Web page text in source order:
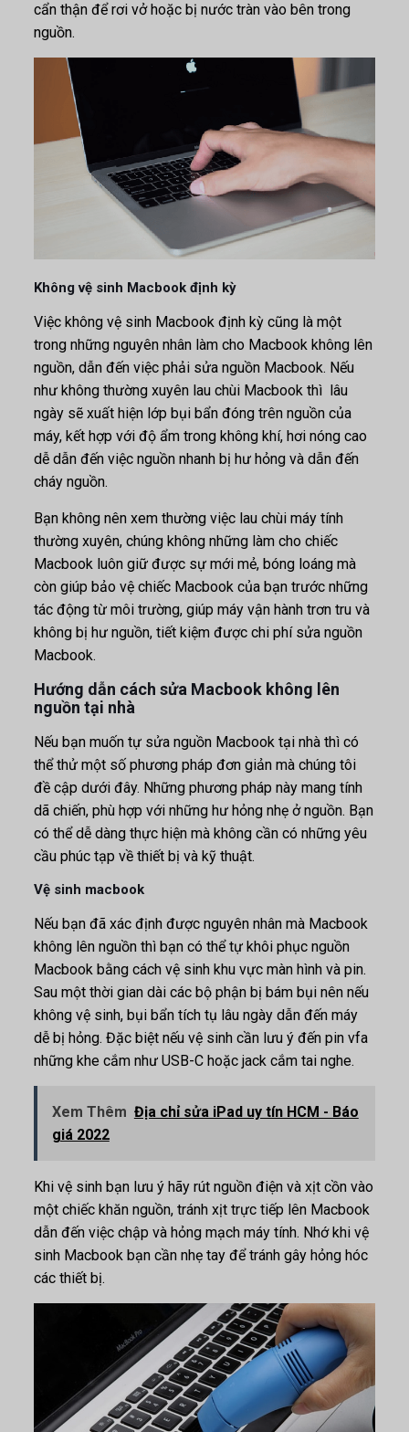
cẩn thận để rơi vở hoặc bị nước tràn vào bên trong
nguồn.
Không vệ sinh Macbook định kỳ
Việc không vệ sinh Macbook định kỳ cũng là một
trong những nguyên nhân làm cho Macbook không lên
nguồn, dẫn đến việc phải sửa nguồn Macbook. Nếu
như không thường xuyên lau chùi Macbook thì lâu
ngày sẽ xuất hiện lớp bụi bẩn đóng trên nguồn của
máy, kết hợp với độ ẩm trong không khí, hơi nóng cao
dễ dẫn đến việc nguồn nhanh bị hư hỏng và dẫn đến
cháy nguồn.
Bạn không nên xem thường việc lau chùi máy tính
thường xuyên, chúng không những làm cho chiếc
Macbook luôn giữ được sự mới mẻ, bóng loáng mà
còn giúp bảo vệ chiếc Macbook của bạn trước những
tác động từ môi trường, giúp máy vận hành trơn tru và
không bị hư nguồn, tiết kiệm được chi phí sửa nguồn
Macbook.
Hướng dẫn cách sửa Macbook không lên
nguồn tại nhà
Nếu bạn muốn tự sửa nguồn Macbook tại nhà thì có
thể thử một số phương pháp đơn giản mà chúng tôi
đề cập dưới đây. Những phương pháp này mang tính
dã chiến, phù hợp với những hư hỏng nhẹ ở nguồn. Bạn
có thể dễ dàng thực hiện mà không cần có những yêu
cầu phúc tạp về thiết bị và kỹ thuật.
Vệ sinh macbook
Nếu bạn đã xác định được nguyên nhân mà Macbook
không lên nguồn thì bạn có thể tự khôi phục nguồn
Macbook bằng cách vệ sinh khu vực màn hình và pin.
Sau một thời gian dài các bộ phận bị bám bụi nên nếu
không vệ sinh, bụi bẩn tích tụ lâu ngày dẫn đến máy
dễ bị hỏng. Đặc biệt nếu vệ sinh cần lưu ý đến pin vfa
những khe cắm như USB-C hoặc jack cắm tai nghe.
Xem Thêm Địa chỉ sửa iPad uy tín HCM - Báo
giá 2022
Khi vệ sinh bạn lưu ý hãy rút nguồn điện và xịt cồn vào
một chiếc khăn nguồn, tránh xịt trực tiếp lên Macbook
dẫn đến việc chập và hỏng mạch máy tính. Nhớ khi vệ
sinh Macbook bạn cần nhẹ tay để tránh gây hỏng hóc
các thiết bị.